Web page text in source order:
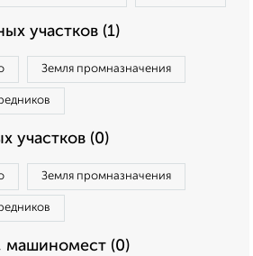
участков (1)
Земля промназначения
участков (0)
Земля промназначения
машиномест (0)